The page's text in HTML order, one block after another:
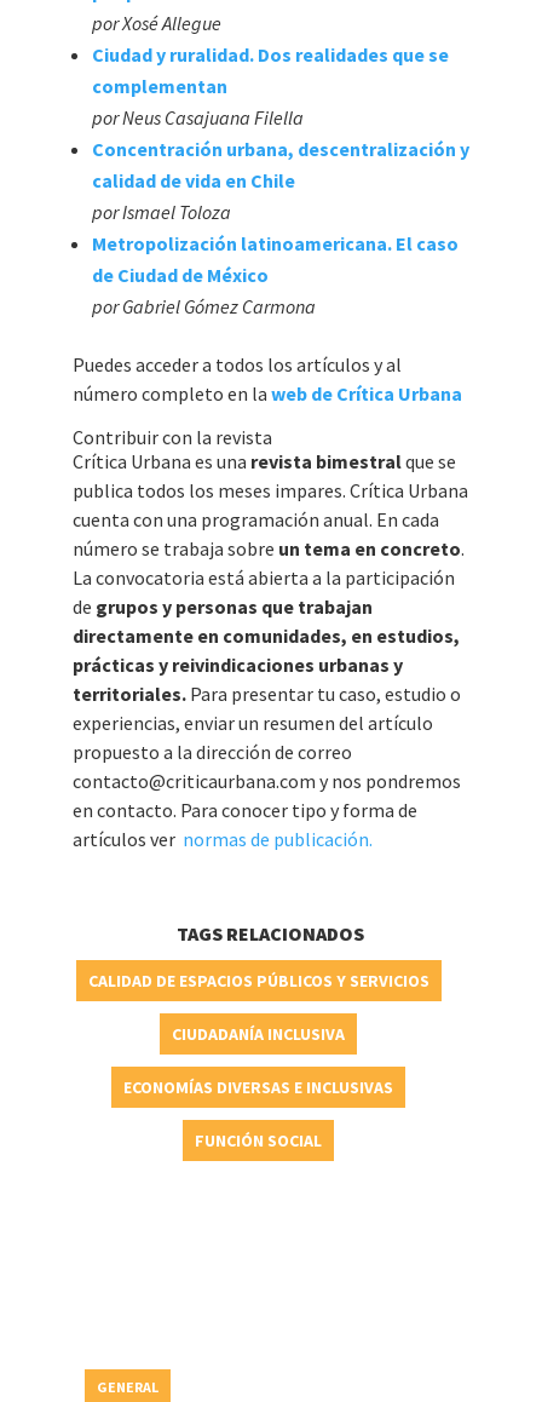
por Xosé Allegue
Ciudad y ruralidad. Dos realidades que se
complementan
por Neus Casajuana Filella
Concentración urbana, descentralización y
calidad de vida en Chile
por Ismael Toloza
Metropolización latinoamericana. El caso
de Ciudad de México
por Gabriel Gómez Carmona
Puedes acceder a todos los artículos y al
número completo en la web de Crítica Urbana
Contribuir con la revista
Crítica Urbana es una revista bimestralque se
publica todos los meses impares. Crítica Urbana
cuenta con una programación anual. En cada
número se trabaja sobre un tema en concreto.
La convocatoria está abierta a la participación
de grupos y personas que trabajan
directamente en comunidades, en estudios,
prácticas y reivindicaciones urbanas y
territoriales.Para presentar tu caso, estudio o
experiencias, enviar un resumen del artículo
propuesto a la dirección de correo
contacto@criticaurbana.com y nos pondremos
en contacto. Para conocer tipo y forma de
artículos ver normas de publicación.
TAGS RELACIONADOS
CALIDAD DE ESPACIOS PÚBLICOS Y SERVICIOS
CIUDADANÍA INCLUSIVA
ECONOMÍAS DIVERSAS E INCLUSIVAS
FUNCIÓN SOCIAL
GENERAL